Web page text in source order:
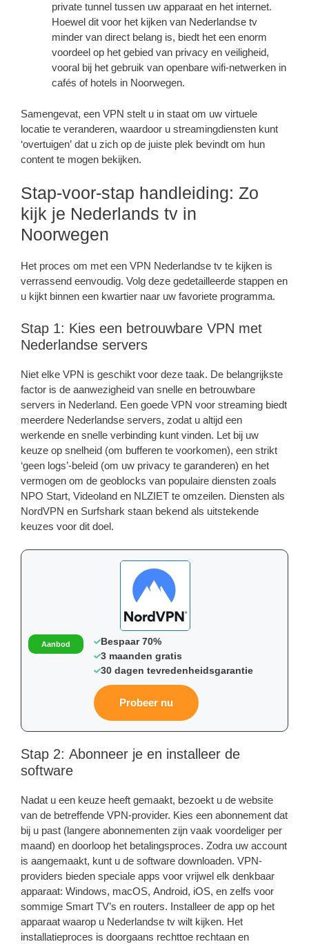
private tunnel tussen uw apparaat en het internet.
Hoewel dit voor het kijken van Nederlandse tv
minder van direct belang is, biedt het een enorm
voordeel op het gebied van privacy en veiligheid,
vooral bij het gebruik van openbare wifi-netwerken in
cafés of hotels in Noorwegen.
Samengevat, een VPN stelt u in staat om uw virtuele
locatie te veranderen, waardoor u streamingdiensten kunt
‘overtuigen’ dat u zich op de juiste plek bevindt om hun
content te mogen bekijken.
Stap-voor-stap handleiding: Zo
kijk je Nederlands tv in
Noorwegen
Het proces om met een VPN Nederlandse tv te kijken is
verrassend eenvoudig. Volg deze gedetailleerde stappen en
u kijkt binnen een kwartier naar uw favoriete programma.
Stap 1: Kies een betrouwbare VPN met
Nederlandse servers
Niet elke VPN is geschikt voor deze taak. De belangrijkste
factor is de aanwezigheid van snelle en betrouwbare
servers in Nederland. Een goede VPN voor streaming biedt
meerdere Nederlandse servers, zodat u altijd een
werkende en snelle verbinding kunt vinden. Let bij uw
keuze op snelheid (om bufferen te voorkomen), een strikt
‘geen logs’-beleid (om uw privacy te garanderen) en het
vermogen om de geoblocks van populaire diensten zoals
NPO Start, Videoland en NLZIET te omzeilen. Diensten als
NordVPN en Surfshark staan bekend als uitstekende
keuzes voor dit doel.
Aanbod
Bespaar 70%
3 maanden gratis
30 dagen tevredenheidsgarantie
Probeer nu
Stap 2: Abonneer je en installeer de
software
Nadat u een keuze heeft gemaakt, bezoekt u de website
van de betreffende VPN-provider. Kies een abonnement dat
bij u past (langere abonnementen zijn vaak voordeliger per
maand) en doorloop het betalingsproces. Zodra uw account
is aangemaakt, kunt u de software downloaden. VPN-
providers bieden speciale apps voor vrijwel elk denkbaar
apparaat: Windows, macOS, Android, iOS, en zelfs voor
sommige Smart TV’s en routers. Installeer de app op het
apparaat waarop u Nederlandse tv wilt kijken. Het
installatieproces is doorgaans rechttoe rechtaan en